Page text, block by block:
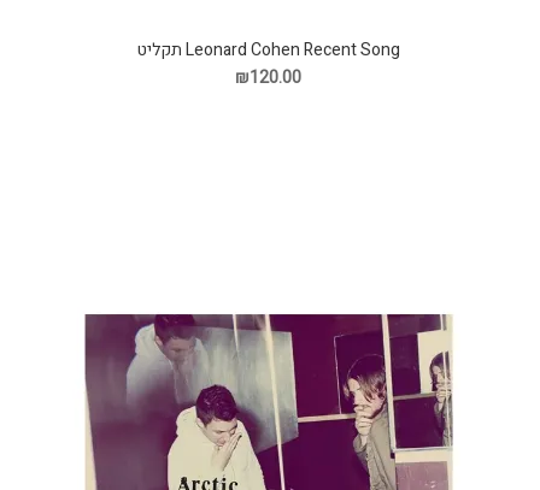
Leonard Cohen Recent Song תקליט
₪120.00